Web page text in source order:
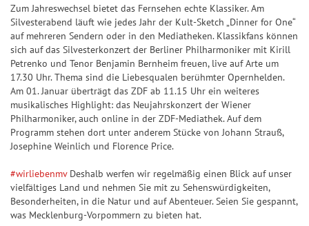
ü
c
k
s
z
a
h
l
e
G
n
Zum Jahreswechsel bietet das Fernsehen echte Klassiker. Am
Silvesterabend läuft wie jedes Jahr der Kult-Sketch „Dinner for One“
auf mehreren Sendern oder in den Mediatheken. Klassikfans können
sich auf das Silvesterkonzert der Berliner Philharmoniker mit Kirill
Petrenko und Tenor Benjamin Bernheim freuen, live auf Arte um
17.30 Uhr. Thema sind die Liebesqualen berühmter Opernhelden.
Am 01. Januar überträgt das ZDF ab 11.15 Uhr ein weiteres
musikalisches Highlight: das Neujahrskonzert der Wiener
Philharmoniker, auch online in der ZDF-Mediathek. Auf dem
Programm stehen dort unter anderem Stücke von Johann Strauß,
Josephine Weinlich und Florence Price.
#wirliebenmvDeshalb werfen wir regelmäßig einen Blick auf unser
vielfältiges Land und nehmen Sie mit zu Sehenswürdigkeiten,
Besonderheiten, in die Natur und auf Abenteuer. Seien Sie gespannt,
was Mecklenburg-Vorpommern zu bieten hat.